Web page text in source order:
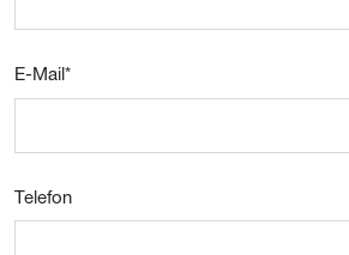
E-Mail*
Telefon